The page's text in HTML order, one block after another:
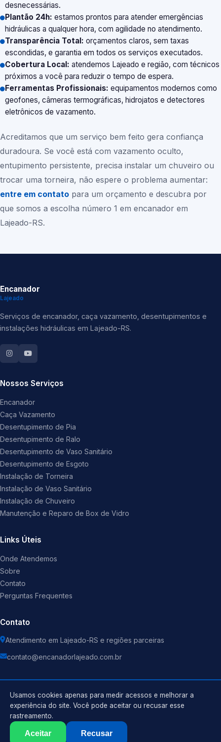
desnecessárias.
Plantão 24h: estamos prontos para atender emergências
hidráulicas a qualquer hora, com agilidade no atendimento.
Transparência Total: orçamentos claros, sem taxas
escondidas, e garantia em todos os serviços executados.
Cobertura Local: atendemos Lajeado e região, com técnicos
próximos a você para reduzir o tempo de espera.
Ferramentas Profissionais: equipamentos modernos como
geofones, câmeras termográficas, hidrojatos e detectores
eletrônicos de vazamento.
Acreditamos que um serviço bem feito gera confiança
duradoura. Se você está com vazamento oculto,
entupimento persistente, precisa instalar um chuveiro ou
trocar uma torneira, não espere o problema aumentar:
entre em contato para um orçamento e descubra por
que somos a escolha número 1 em encanador em
Lajeado-RS.
Encanador
Lajeado
Serviços de encanador, caça vazamento, desentupimentos e
instalações hidráulicas em Lajeado-RS.
Nossos Serviços
Encanador
Caça Vazamento
Desentupimento de Pia
Desentupimento de Ralo
Desentupimento de Vaso Sanitário
Desentupimento de Esgoto
Instalação de Torneira
Instalação de Vaso Sanitário
Instalação de Chuveiro
Manutenção e Reparo de Box de Vidro
Links Úteis
Onde Atendemos
Sobre
Contato
Perguntas Frequentes
Contato
Atendimento em Lajeado-RS e regiões parceiras
contato@encanadorlajeado.com.br
2026 Encanador . Todos os direitos reservados.
Política de Privacidade
Termos de Uso
Usamos cookies apenas para medir acessos e melhorar a
experiência do site. Você pode aceitar ou recusar esse
rastreamento.
Aceitar Recusar